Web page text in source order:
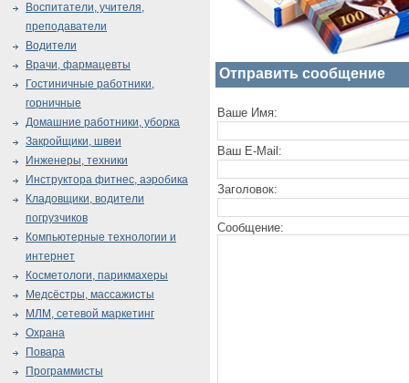
Отправить сообщение
Ваше Имя:
Ваш E-Mail:
Заголовок:
Сообщение:
Воспитатели, учителя,
преподаватели
Водители
Врачи, фармацевты
Гостиничные работники,
горничные
Домашние работники, уборка
Закройщики, швеи
Инженеры, техники
Инструктора фитнес, аэробика
Кладовщики, водители
погрузчиков
Компьютерные технологии и
интернет
Косметологи, парикмахеры
Медсёстры, массажисты
МЛМ, сетевой маркетинг
Охрана
Повара
Программисты